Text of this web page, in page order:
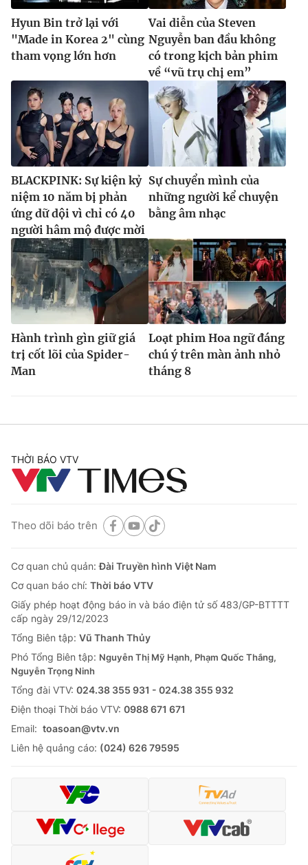
Hyun Bin trở lại với
"Made in Korea 2" cùng
tham vọng lớn hơn
Vai diễn của Steven
Nguyễn ban đầu không
có trong kịch bản phim
về “vũ trụ chị em”
BLACKPINK: Sự kiện kỷ
niệm 10 năm bị phản
ứng dữ dội vì chỉ có 40
người hâm mộ được mời
Sự chuyển mình của
những người kể chuyện
bằng âm nhạc
Hành trình gìn giữ giá
trị cốt lõi của Spider-
Man
Loạt phim Hoa ngữ đáng
chú ý trên màn ảnh nhỏ
tháng 8
THỜI BÁO VTV
Theo dõi báo trên
Cơ quan chủ quản:Đài Truyền hình Việt Nam
Cơ quan báo chí: Thời báo VTV
Giấy phép hoạt động báo in và báo điện tử số 483/GP-BTTTT
cấp ngày 29/12/2023
Tổng Biên tập: Vũ Thanh Thủy
Phó Tổng Biên tập: Nguyễn Thị Mỹ Hạnh, Phạm Quốc Thắng,
Nguyễn Trọng Ninh
Tổng đài VTV: 024.38 355 931 - 024.38 355 932
Ðiện thoại Thời báo VTV: 0988 671 671
Email: toasoan@vtv.vn
Liên hệ quảng cáo: (024) 626 79595